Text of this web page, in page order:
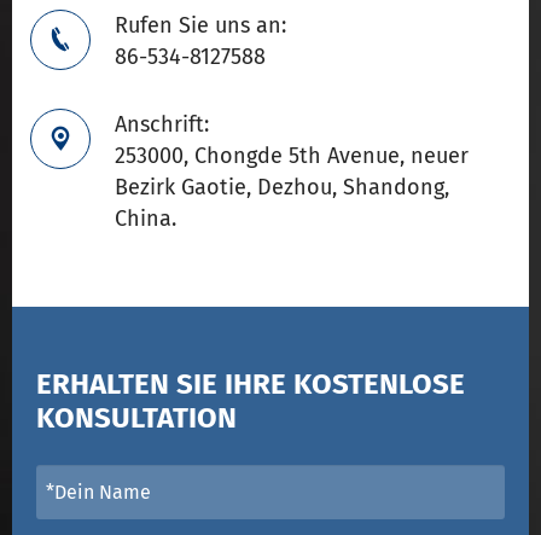

Rufen Sie uns an:
86-534-8127588

Anschrift:
253000, Chongde 5th Avenue, neuer
Bezirk Gaotie, Dezhou, Shandong,
China.
ERHALTEN SIE IHRE KOSTENLOSE
KONSULTATION